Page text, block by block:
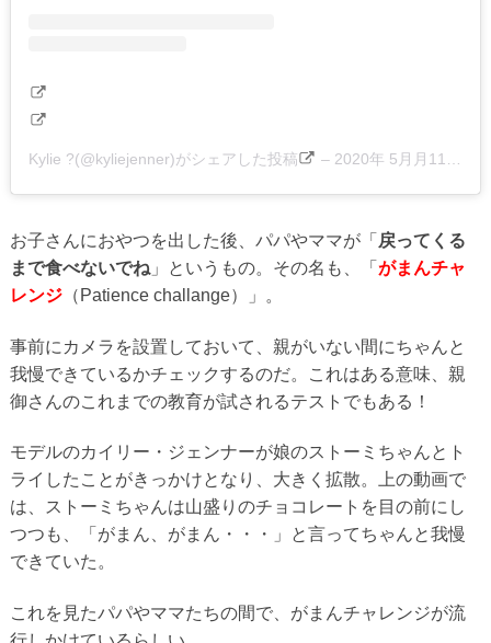
Kylie ?(@kyliejenner)がシェアした投稿 – 2020年 5月月11日午後8時39分PDT
お子さんにおやつを出した後、パパやママが「 戻ってくる
まで食べないでね」というもの。その名も、「 がまんチャ
レンジ（Patience challange）」。
事前にカメラを設置しておいて、親がいない間にちゃんと
我慢できているかチェックするのだ。これはある意味、親
御さんのこれまでの教育が試されるテストでもある！
モデルのカイリー・ジェンナーが娘のストーミちゃんとト
ライしたことがきっかけとなり、大きく拡散。上の動画で
は、ストーミちゃんは山盛りのチョコレートを目の前にし
つつも、「がまん、がまん・・・」と言ってちゃんと我慢
できていた。
これを見たパパやママたちの間で、がまんチャレンジが流